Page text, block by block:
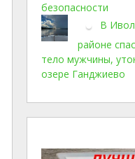
безопасности
В
районе
тело мужчины,
озере Ганджиево